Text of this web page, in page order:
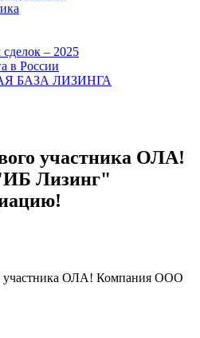
– 2025
в России
БАЗА ЛИЗИНГА
участника ОЛА!
Лизинг"
участника ОЛА! Компания ООО